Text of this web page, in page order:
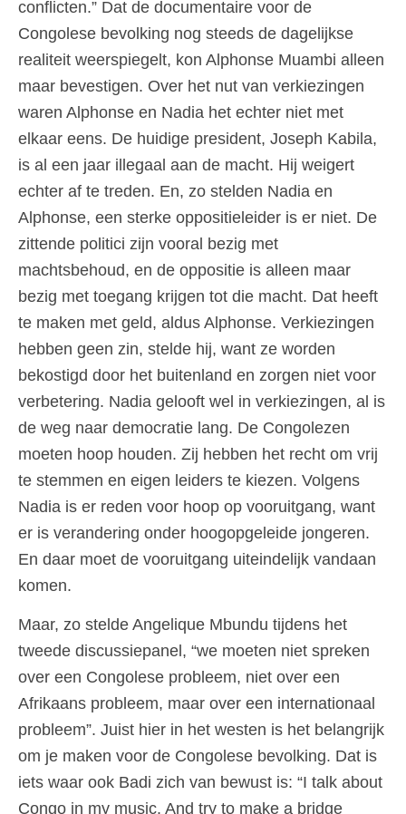
conflicten.” Dat de documentaire voor de
Congolese bevolking nog steeds de dagelijkse
realiteit weerspiegelt, kon Alphonse Muambi alleen
maar bevestigen. Over het nut van verkiezingen
waren Alphonse en Nadia het echter niet met
elkaar eens. De huidige president, Joseph Kabila,
is al een jaar illegaal aan de macht. Hij weigert
echter af te treden. En, zo stelden Nadia en
Alphonse, een sterke oppositieleider is er niet. De
zittende politici zijn vooral bezig met
machtsbehoud, en de oppositie is alleen maar
bezig met toegang krijgen tot die macht. Dat heeft
te maken met geld, aldus Alphonse. Verkiezingen
hebben geen zin, stelde hij, want ze worden
bekostigd door het buitenland en zorgen niet voor
verbetering. Nadia gelooft wel in verkiezingen, al is
de weg naar democratie lang. De Congolezen
moeten hoop houden. Zij hebben het recht om vrij
te stemmen en eigen leiders te kiezen. Volgens
Nadia is er reden voor hoop op vooruitgang, want
er is verandering onder hoogopgeleide jongeren.
En daar moet de vooruitgang uiteindelijk vandaan
komen.
Maar, zo stelde Angelique Mbundu tijdens het
tweede discussiepanel, “we moeten niet spreken
over een Congolese probleem, niet over een
Afrikaans probleem, maar over een internationaal
probleem”. Juist hier in het westen is het belangrijk
om je maken voor de Congolese bevolking. Dat is
iets waar ook Badi zich van bewust is: “I talk about
Congo in my music. And try to make a bridge